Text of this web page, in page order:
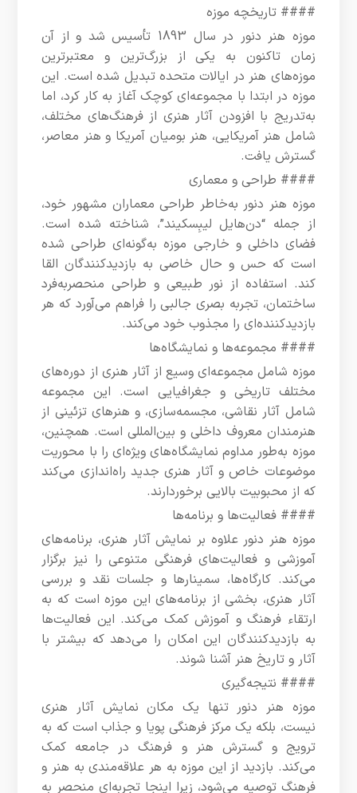
#### تاریخچه موزه
موزه هنر دنور در سال 1893 تأسیس شد و از آن
زمان تاکنون به یکی از بزرگ‌ترین و معتبرترین
موزه‌های هنر در ایالات متحده تبدیل شده است. این
موزه در ابتدا با مجموعه‌ای کوچک آغاز به کار کرد، اما
به‌تدریج با افزودن آثار هنری از فرهنگ‌های مختلف،
شامل هنر آمریکایی، هنر بومیان آمریکا و هنر معاصر،
گسترش یافت.
#### طراحی و معماری
موزه هنر دنور به‌خاطر طراحی معماران مشهور خود،
از جمله “دن‌هایل لیبِسکیند”، شناخته شده است.
فضای داخلی و خارجی موزه به‌گونه‌ای طراحی شده
است که حس و حال خاصی به بازدیدکنندگان القا
کند. استفاده از نور طبیعی و طراحی منحصربه‌فرد
ساختمان، تجربه بصری جالبی را فراهم می‌آورد که هر
بازدیدکننده‌ای را مجذوب خود می‌کند.
#### مجموعه‌ها و نمایشگاه‌ها
موزه شامل مجموعه‌ای وسیع از آثار هنری از دوره‌های
مختلف تاریخی و جغرافیایی است. این مجموعه
شامل آثار نقاشی، مجسمه‌سازی، و هنرهای تزئینی از
هنرمندان معروف داخلی و بین‌المللی است. همچنین،
موزه به‌طور مداوم نمایشگاه‌های ویژه‌ای را با محوریت
موضوعات خاص و آثار هنری جدید راه‌اندازی می‌کند
که از محبوبیت بالایی برخوردارند.
#### فعالیت‌ها و برنامه‌ها
موزه هنر دنور علاوه بر نمایش آثار هنری، برنامه‌های
آموزشی و فعالیت‌های فرهنگی متنوعی را نیز برگزار
می‌کند. کارگاه‌ها، سمینارها و جلسات نقد و بررسی
آثار هنری، بخشی از برنامه‌های این موزه است که به
ارتقاء فرهنگ و آموزش کمک می‌کند. این فعالیت‌ها
به بازدیدکنندگان این امکان را می‌دهد که بیشتر با
آثار و تاریخ هنر آشنا شوند.
#### نتیجه‌گیری
موزه هنر دنور تنها یک مکان نمایش آثار هنری
نیست، بلکه یک مرکز فرهنگی پویا و جذاب است که به
ترویج و گسترش هنر و فرهنگ در جامعه کمک
می‌کند. بازدید از این موزه به هر علاقه‌مندی به هنر و
فرهنگ توصیه می‌شود، زیرا اینجا تجربه‌ای منحصر به